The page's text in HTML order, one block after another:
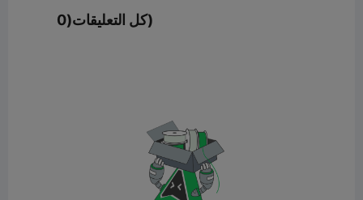
كل التعليقات(0)